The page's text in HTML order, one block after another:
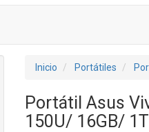
Inicio Portátiles
Portátil Asus
150U/ 16GB/